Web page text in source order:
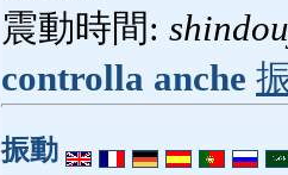
震動時間:
controlla anche
振動